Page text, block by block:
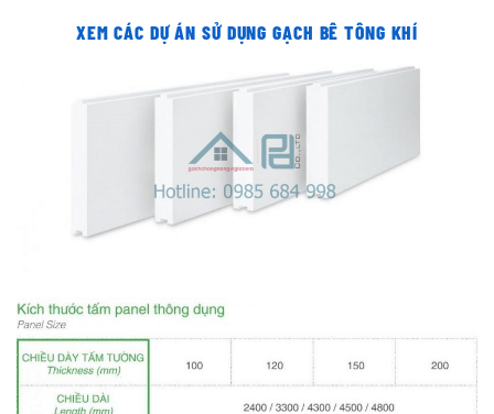
XEM CÁC DỰ ÁN SỬ DỤNG GẠCH BÊ TÔNG KHÍ